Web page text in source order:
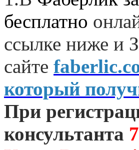
бесплатно
ссылке ниже и
сайте
который
При
консультанта